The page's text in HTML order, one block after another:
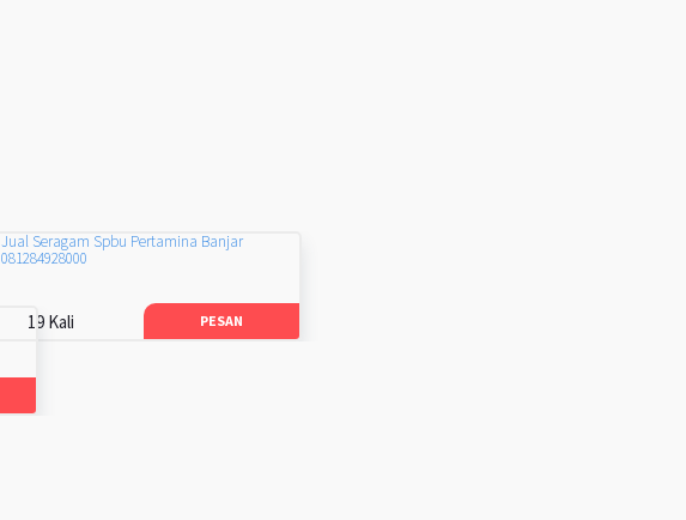
Jual Seragam Spbu Pertamina Banjar
081284928000
19 Kali PESAN